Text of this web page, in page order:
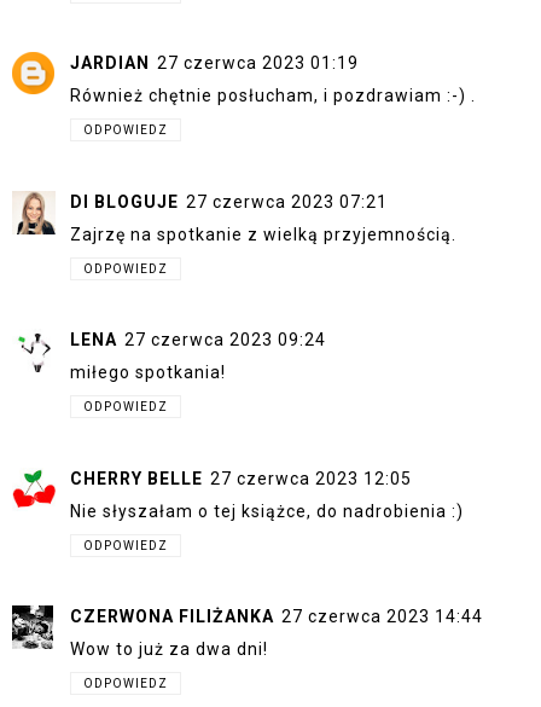
JARDIAN
27 czerwca 2023 01:19
Również chętnie posłucham, i pozdrawiam :-) .
ODPOWIEDZ
DI BLOGUJE 27 czerwca 2023 07:21
Zajrzę na spotkanie z wielką przyjemnością.
ODPOWIEDZ
LENA 27 czerwca 2023 09:24
miłego spotkania!
ODPOWIEDZ
CHERRY BELLE 27 czerwca 2023 12:05
Nie słyszałam o tej książce, do nadrobienia :)
ODPOWIEDZ
CZERWONA FILIŻANKA 27 czerwca 2023 14:44
Wow to już za dwa dni!
ODPOWIEDZ